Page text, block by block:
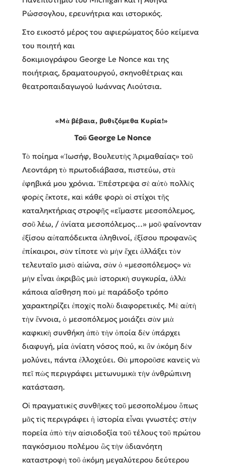
Ρώσσογλου, ερευνήτρια και ιστορικός.
Στο εικοστό μέρος του αφιερώματος δύο κείμενα
του ποιητή και
δοκιμιογράφου George Le Nonce και της
ποιήτριας, δραματουργού, σκηνοθέτριας και
θεατροπαιδαγωγού Ιωάννας Λιούτσια.
«Μὰ βέβαια, βυθιζόμεθα Κυρία!»
Τοῦ George Le Nonce
Τὸ ποίημα «Ἰωσήφ, Βουλευτὴς Ἀριμαθαίας» τοῦ
Λεοντάρη τὸ πρωτοδιάβασα, πιστεύω, στὰ
ἐφηβικά μου χρόνια. Ἐπέστρεψα σὲ αὐτὸ πολλὲς
φορὲς ἔκτοτε, καὶ κάθε φορὰ οἱ στίχοι τῆς
καταληκτήριας στροφῆς «εἴμαστε μεσοπόλεμος,
σοῦ λέω, / ἀνίατα μεσοπόλεμος…» μοῦ φαίνονταν
ἐξίσου αὐταπόδεικτα ἀληθινοί, ἐξίσου προφανῶς
ἐπίκαιροι, σὰν τίποτε νὰ μὴν ἔχει ἀλλάξει τὸν
τελευταῖο μισὸ αἰώνα, σὰν ὁ «μεσοπόλεμος» νὰ
μὴν εἶναι ἀκριβῶς μιὰ ἱστορικὴ συγκυρία, ἀλλὰ
κάποια αἴσθηση ποὺ μὲ παράδοξο τρόπο
χαρακτηρίζει ἐποχὲς πολὺ διαφορετικές. Μὲ αὐτὴ
τὴν ἔννοια, ὁ μεσοπόλεμος μοιάζει σὰν μιὰ
καφκικὴ συνθήκη ἀπὸ τὴν ὁποία δὲν ὑπάρχει
διαφυγή, μία ἀνίατη νόσος πού, κι ἂν ἀκόμη δὲν
μολύνει, πάντα ἐλλοχεύει. Θὰ μποροῦσε κανεὶς νὰ
πεῖ πὼς περιγράφει μετωνυμικὰ τὴν ἀνθρώπινη
κατάσταση.
Οἱ πραγματικὲς συνθῆκες τοῦ μεσοπολέμου ὅπως
μᾶς τὶς περιγράφει ἡ ἱστορία εἶναι γνωστές: στὴν
πορεία ἀπὸ τὴν αἰσιοδοξία τοῦ τέλους τοῦ πρώτου
παγκόσμιου πολέμου ὣς τὴν ἀδιανόητη
καταστροφὴ τοῦ ἀκόμη μεγαλύτερου δεύτερου